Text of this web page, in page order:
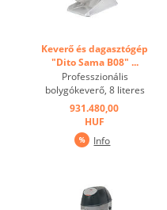
Keverő és dagasztógép
"Dito Sama B08" ...
Professzionális
bolygókeverő, 8 literes
kapacitással és elektronikus
sebességszabályozással.
Rögzítő csomópont nélkül.
Ideális 2,5 kg lisztes tészta-
emelőszerkezetét, a ...
931.480,00
HUF
Info